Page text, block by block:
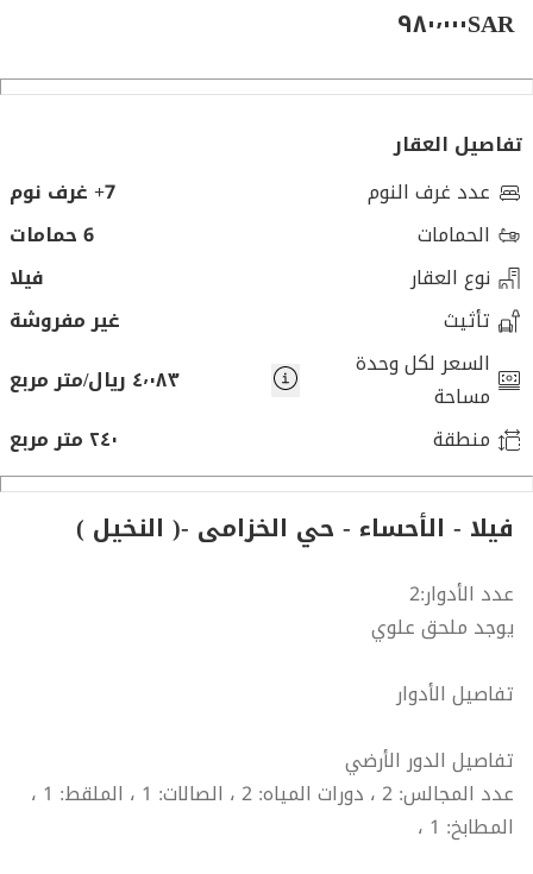
SAR٩٨٠٬٠٠٠
تفاصيل العقار
عدد غرف النوم
7+ غرف نوم
الحمامات
6 حمامات
نوع العقار
فيلا
تأثيث
غير مفروشة
السعر لكل وحدة
مساحة
٤٬٠٨٣ ريال/متر مربع
منطقة
٢٤٠ متر مربع
فيلا - الأحساء - حي الخزامى -( النخيل )
عدد الأدوار:2
يوجد ملحق علوي
تفاصيل الأدوار
تفاصيل الدور الأرضي
عدد المجالس: 2 ، دورات المياه: 2 ، الصالات: 1 ، الملقط: 1 ،
المطابخ: 1 ،